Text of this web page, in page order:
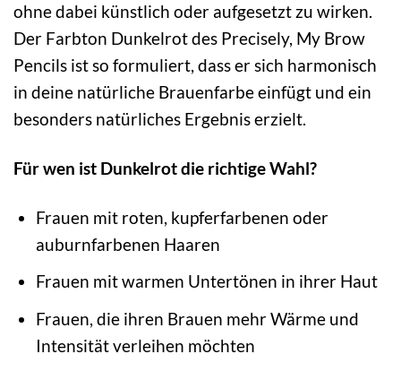
ohne dabei künstlich oder aufgesetzt zu wirken.
Der Farbton Dunkelrot des Precisely, My Brow
Pencils ist so formuliert, dass er sich harmonisch
in deine natürliche Brauenfarbe einfügt und ein
besonders natürliches Ergebnis erzielt.
Für wen ist Dunkelrot die richtige Wahl?
Frauen mit roten, kupferfarbenen oder
auburnfarbenen Haaren
Frauen mit warmen Untertönen in ihrer Haut
Frauen, die ihren Brauen mehr Wärme und
Intensität verleihen möchten